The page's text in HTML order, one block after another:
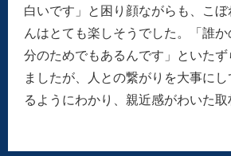
白いです」と困り顔ながらも、こぼ
んはとても楽しそうでした。「誰
分のためでもあるんです」といた
ましたが、人との繋がりを大事に
るようにわかり、親近感がわいた取